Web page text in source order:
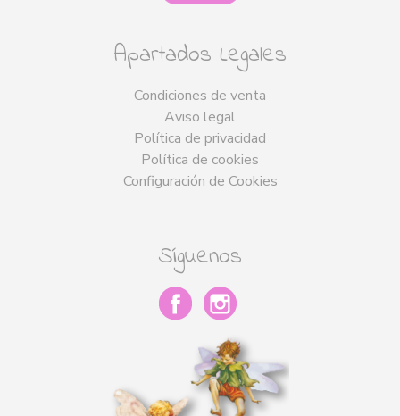
Apartados Legales
Condiciones de venta
Aviso legal
Política de privacidad
Política de cookies
Configuración de Cookies
Síguenos